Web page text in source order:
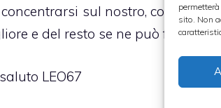
sito. Non
sul nostro, come
e del resto se ne può fare a
LEO67